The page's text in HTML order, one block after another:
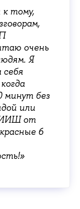
тому,
очень
Я
себя
минут без
или
от
6